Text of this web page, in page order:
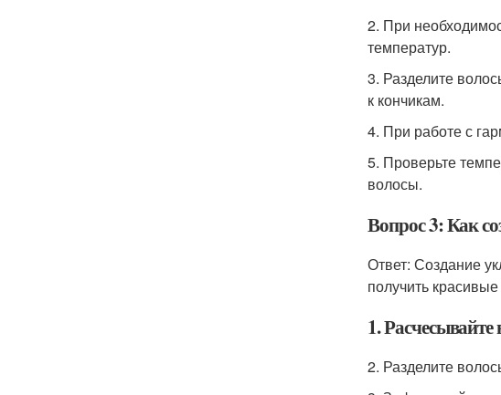
2. При
температур.
3. Разделите
к кончикам.
4. При работе с
5. Проверьте
волосы.
Вопрос 3: Как
Ответ: Создание
получить
1.
2. Разделите